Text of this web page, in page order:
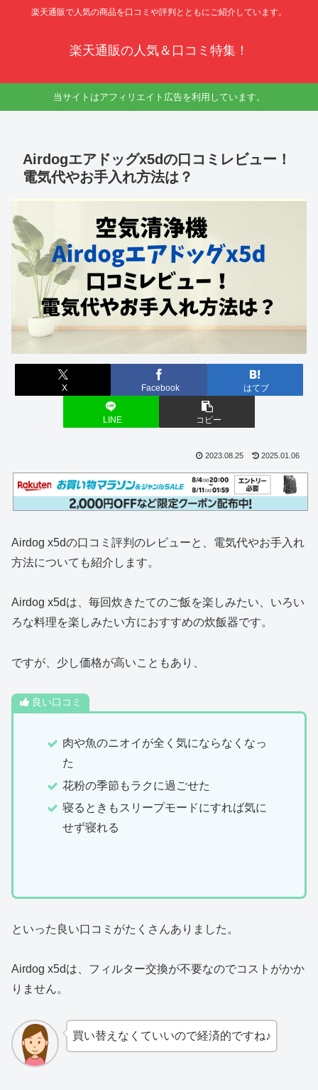
楽天通販で人気の商品を口コミや評判とともにご紹介しています。
楽天通販の人気＆口コミ特集！
当サイトはアフィリエイト広告を利用しています。
Airdogエアドッグx5dの口コミレビュー！
電気代やお手入れ方法は？
X Facebook はてブ
LINE コピー
2023.08.25 2025.01.06
Airdog x5dの口コミ評判のレビューと、電気代やお手入れ
方法についても紹介します。
Airdog x5dは、毎回炊きたてのご飯を楽しみたい、いろい
ろな料理を楽しみたい方におすすめの炊飯器です。
ですが、少し価格が高いこともあり、
良い口コミ
肉や魚のニオイが全く気にならなくなっ
た
花粉の季節もラクに過ごせた
寝るときもスリープモードにすれば気に
せず寝れる
といった良い口コミがたくさんありました。
Airdog x5dは、フィルター交換が不要なのでコストがかか
りません。
買い替えなくていいので経済的ですね♪